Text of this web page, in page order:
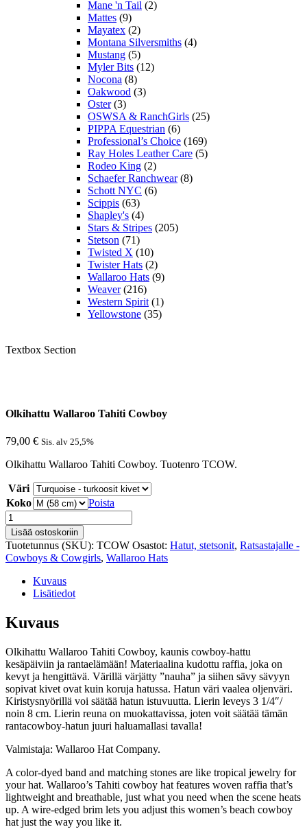
Mane 'n Tail (2)
Mattes (9)
Mayatex (2)
Montana Silversmiths (4)
Mustang (5)
Myler Bits (12)
Nocona (8)
Oakwood (3)
Oster (3)
OSWSA & RanchGirls (25)
PIPPA Equestrian (6)
Professional’s Choice (169)
Ray Holes Leather Care (5)
Rodeo King (2)
Schaefer Ranchwear (8)
Schott NYC (6)
Scippis (63)
Shapley's (4)
Stars & Stripes (205)
Stetson (71)
Twisted X (10)
Twister Hats (2)
Wallaroo Hats (9)
Weaver (216)
Western Spirit (1)
Yellowstone (35)
Textbox Section
Olkihattu Wallaroo Tahiti Cowboy
79,00 € Sis. alv 25,5%
Olkihattu Wallaroo Tahiti Cowboy. Tuotenro TCOW.
Väri
Koko
Poista
Olkihattu
Wallaroo
Tahiti
Cowboy
määrä
Lisää ostoskoriin
Tuotetunnus (SKU): TCOW Osastot: Hatut, stetsonit, Ratsastajalle -
Cowboys & Cowgirls, Wallaroo Hats
Kuvaus
Lisätiedot
Kuvaus
Olkihattu Wallaroo Tahiti Cowboy, kaunis cowboy-hattu
kesäpäiviin ja rantaelämään! Materiaalina kudottu raffia, joka on
kevyt ja hengittävä. Värillä värjätty ”nauha” ja siihen sävy sävyyn
sopivat kivet ovat kuin koruja hatussa. Hatun väri vaalea oljenväri.
Kiristysnyörillä voi säätää hatun istuvuutta. Lierin leveys 3 1/4″/
noin 8 cm. Lierin reuna on muokattavissa, joten voit säätää tämän
rantacowboy-hatun juuri haluamallasi tavalla!
Valmistaja: Wallaroo Hat Company.
A color-dyed band and matching stones are like tropical jewelry for
your hat. Wallaroo’s Tahiti cowboy hat features woven raffia that’s
lightweight and breathable, just what you need when the scene heats
up. A wire-edged brim lets you adjust this women’s beach cowboy
hat just the way you like it.